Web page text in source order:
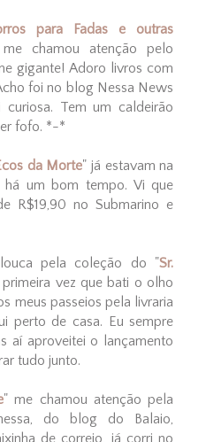
para Fadas e outras
chamou atenção pelo
gigante! Adoro livros com
foi no blog Nessa News
Tem um caldeirão
fofo. *-*
da Morte" já estavam na
há um bom tempo. Vi que
R$19,90 no Submarino e
pela coleção do "Sr.
primeira vez que bati o olho
meus passeios pela livraria
perto de casa. Eu sempre
aí aproveitei o lançamento
tudo junto.
" me chamou atenção pela
do blog do Balaio,
de correio, já corri no